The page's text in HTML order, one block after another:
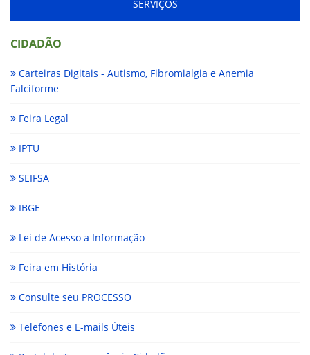
SERVIÇOS
CIDADÃO
Carteiras Digitais - Autismo, Fibromialgia e Anemia
Falciforme
Feira Legal
IPTU
SEIFSA
IBGE
Lei de Acesso a Informação
Feira em História
Consulte seu PROCESSO
Telefones e E-mails Úteis